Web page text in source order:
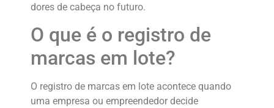
dores de cabeça no futuro.
O que é o registro de
marcas em lote?
O registro de marcas em lote acontece quando
uma empresa ou empreendedor decide